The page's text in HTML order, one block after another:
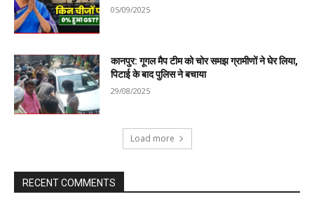
05/09/2025
कानपुर: गूगल मैप टीम को चोर समझ ग्रामीणों ने घेर लिया,
पिटाई के बाद पुलिस ने बचाया
29/08/2025
Load more
RECENT COMMENTS